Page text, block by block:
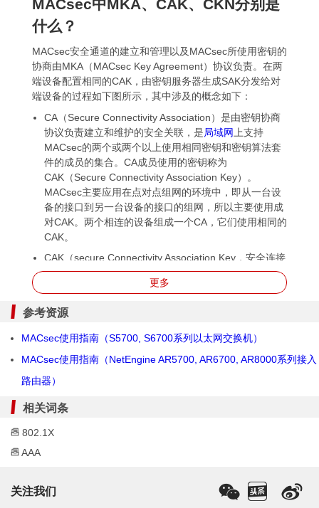
MACsec中MKA、CAK、CKN分别是
什么？
MACsec安全通道的建立和管理以及MACsec所使用密钥的
协商由MKA（MACsec Key Agreement）协议负责。在两
端设备配置相同的CAK，由密钥服务器生成SAK分发给对
端设备的过程如下图所示，其中涉及的概念如下：
CA（Secure Connectivity Association）是由密钥协商
协议负责建立和维护的安全关联，是局域网 上支持
MACsec的两个或两个以上使用相同密钥和密钥算法套
件的成员的集合。CA成员使用的密钥称为
CAK（Secure Connectivity Association Key）。
MACsec主要应用在点对点组网的环境中，即从一台设
备的接口到另一台设备的接口的组网，所以主要使用成
对CAK。两个相连的设备组成一个CA，它们使用相同的
CAK。
CAK（secure Connectivity Association Key，安全连接
关联密钥）：必须在两端设备的接口上配置相同的
CAK，它不直接用于数据报文的加密，而是由它和CKN
全连接关联密钥名称）：CAK的名称，必须在两端设备
的接口上配置相同的CKN。
SAK（Secure Association Key，安全关联密钥）：由
密钥服务器根据CAK和CKN生成，用于数据报文的加密
和解密。
备根据相同的CAK和CKN生成相同的KEK，用于SAK的
根据报文计算生成ICV放在报文尾部，报文接收端使用
更多
参考资源
MACsec使用指南（S5700, S6700系列以太网交换机）
MACsec使用指南（NetEngine AR5700, AR6700, AR8000系列接入
路由器）
相关词条
802.1X
AAA
关注我们